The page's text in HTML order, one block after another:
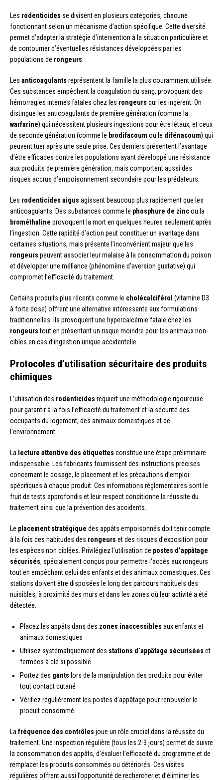
Les rodenticides se divisent en plusieurs catégories, chacune
fonctionnant selon un mécanisme d’action spécifique. Cette diversité
permet d’adapter la stratégie d’intervention à la situation particulière et
de contourner d’éventuelles résistances développées par les
populations de rongeurs
Les anticoagulants représentent la famille la plus couramment utilisée.
Ces substances empêchent la coagulation du sang, provoquant des
hémorragies internes fatales chez les rongeurs qui les ingèrent. On
distingue les anticoagulants de première génération (comme la
warfarine) qui nécessitent plusieurs ingestions pour être létaux, et ceux
de seconde génération (comme le brodifacoum ou le difénacoum) qui
peuvent tuer après une seule prise. Ces derniers présentent l’avantage
d’être efficaces contre les populations ayant développé une résistance
aux produits de première génération, mais comportent aussi des
risques accrus d’empoisonnement secondaire pour les prédateurs.
Les rodenticides aigus agissent beaucoup plus rapidement que les
anticoagulants. Des substances comme le phosphure de zincou la
brométhaline provoquent la mort en quelques heures seulement après
l’ingestion. Cette rapidité d’action peut constituer un avantage dans
certaines situations, mais présente l’inconvénient majeur que les
rongeurs peuvent associer leur malaise à la consommation du poison
et développer une méfiance (phénomène d’aversion gustative) qui
compromet l’efficacité du traitement.
Certains produits plus récents comme le cholécalciférol (vitamine D3
à forte dose) offrent une alternative intéressante aux formulations
traditionnelles. Ils provoquent une hypercalcémie fatale chez les
rongeurstout en présentant un risque moindre pour les animaux non-
cibles en cas d’ingestion unique accidentelle.
Protocoles d’utilisation sécuritaire des produits
chimiques
L’utilisation des rodenticides requiert une méthodologie rigoureuse
pour garantir à la fois l’efficacité du traitement et la sécurité des
occupants du logement, des animaux domestiques et de
l’environnement.
La lecture attentive des étiquettes constitue une étape préliminaire
indispensable. Les fabricants fournissent des instructions précises
concernant le dosage, le placement et les précautions d’emploi
spécifiques à chaque produit. Ces informations réglementaires sont le
fruit de tests approfondis et leur respect conditionne la réussite du
traitement ainsi que la prévention des accidents.
Le placement stratégique des appâts empoisonnés doit tenir compte
à la fois des habitudes des rongeurs et des risques d’exposition pour
les espèces non ciblées. Privilégiez l’utilisation de postes d’appâtage
sécurisés, spécialement conçus pour permettre l’accès aux rongeurs
tout en empêchant celui des enfants et des animaux domestiques. Ces
stations doivent être disposées le long des parcours habituels des
nuisibles, à proximité des murs et dans les zones où leur activité a été
détectée.
Placez les appâts dans des zones inaccessibles aux enfants et
animaux domestiques
Utilisez systématiquement des stations d’appâtage sécurisées et
fermées à clé si possible
Portez des gants lors de la manipulation des produits pour éviter
tout contact cutané
Vérifiez régulièrement les postes d’appâtage pour renouveler le
produit consommé
La fréquence des contrôles joue un rôle crucial dans la réussite du
traitement. Une inspection régulière (tous les 2-3 jours) permet de suivre
la consommation des appâts, d’évaluer l’efficacité du programme et de
remplacer les produits consommés ou détériorés. Ces visites
régulières offrent aussi l’opportunité de rechercher et d’éliminer les